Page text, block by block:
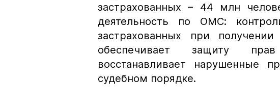
застрахованных – 44 млн
деятельность по ОМС:
застрахованных при
обеспечивает защиту
восстанавливает нарушенные
судебном порядке.